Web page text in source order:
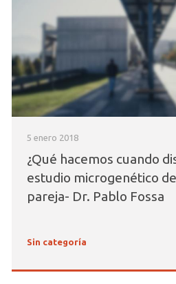
5 enero 2018
¿Qué hacemos cuando
estudio microgenético
pareja- Dr. Pablo Fossa
Sin categoría